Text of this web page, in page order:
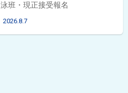
班・現正接受報名
2026.8.7